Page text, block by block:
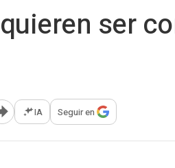
ser
Abrir opciones para compartir
IA Seguir en